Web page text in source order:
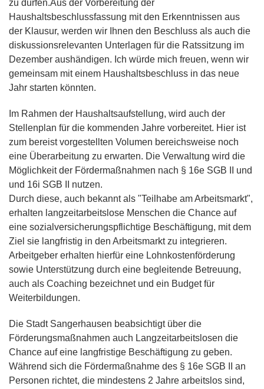
zu dürfen.Aus der Vorbereitung der
Haushaltsbeschlussfassung mit den Erkenntnissen aus
der Klausur, werden wir Ihnen den Beschluss als auch die
diskussionsrelevanten Unterlagen für die Ratssitzung im
Dezember aushändigen. Ich würde mich freuen, wenn wir
gemeinsam mit einem Haushaltsbeschluss in das neue
Jahr starten könnten.
Im Rahmen der Haushaltsaufstellung, wird auch der
Stellenplan für die kommenden Jahre vorbereitet. Hier ist
zum bereist vorgestellten Volumen bereichsweise noch
eine Überarbeitung zu erwarten. Die Verwaltung wird die
Möglichkeit der Fördermaßnahmen nach § 16e SGB II und
und 16i SGB II nutzen.
Durch diese, auch bekannt als "Teilhabe am Arbeitsmarkt",
erhalten langzeitarbeitslose Menschen die Chance auf
eine sozialversicherungspflichtige Beschäftigung, mit dem
Ziel sie langfristig in den Arbeitsmarkt zu integrieren.
Arbeitgeber erhalten hierfür eine Lohnkostenförderung
sowie Unterstützung durch eine begleitende Betreuung,
auch als Coaching bezeichnet und ein Budget für
Weiterbildungen.
Die Stadt Sangerhausen beabsichtigt über die
Förderungsmaßnahmen auch Langzeitarbeitslosen die
Chance auf eine langfristige Beschäftigung zu geben.
Während sich die Fördermaßnahme des § 16e SGB II an
Personen richtet, die mindestens 2 Jahre arbeitslos sind,